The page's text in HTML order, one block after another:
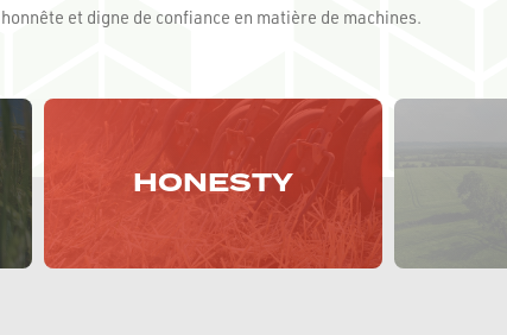
et digne de confiance en matière de machines.
HONESTY